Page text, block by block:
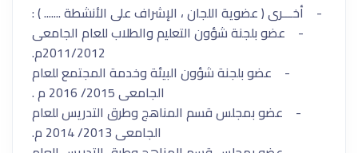
- أخـــرى ( عضوية اللجان ، الإشراف على الأنشطة ....... ) :
- عضو بلجنة شؤون التعليم والطلاب للعام الجامعى
2011/2012م.
- عضو بلجنة شؤون البيئة وخدمة المجتمع للعام
الجامعى 2015/ 2016 م .
- عضو بمجلس قسم المناهج وطرق التدريس للعام
الجامعى 2013/ 2014 م.